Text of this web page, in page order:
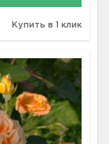
Купить в 1 клик